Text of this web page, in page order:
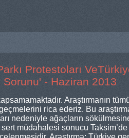
Protestoları
- Haziran 2013
Araştırmanın
rica ederiz. Bu
nedeniyle ağaçların
müdahalesi sonucu